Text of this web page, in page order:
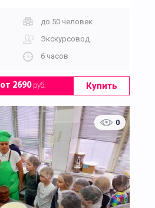
до 50 человек
Экскурсовод
6 часов
от 2690руб. Купить
0